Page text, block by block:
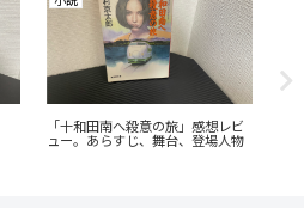
「十和田南へ殺意の旅」感想レビ
ュー。あらすじ、舞台、登場人物